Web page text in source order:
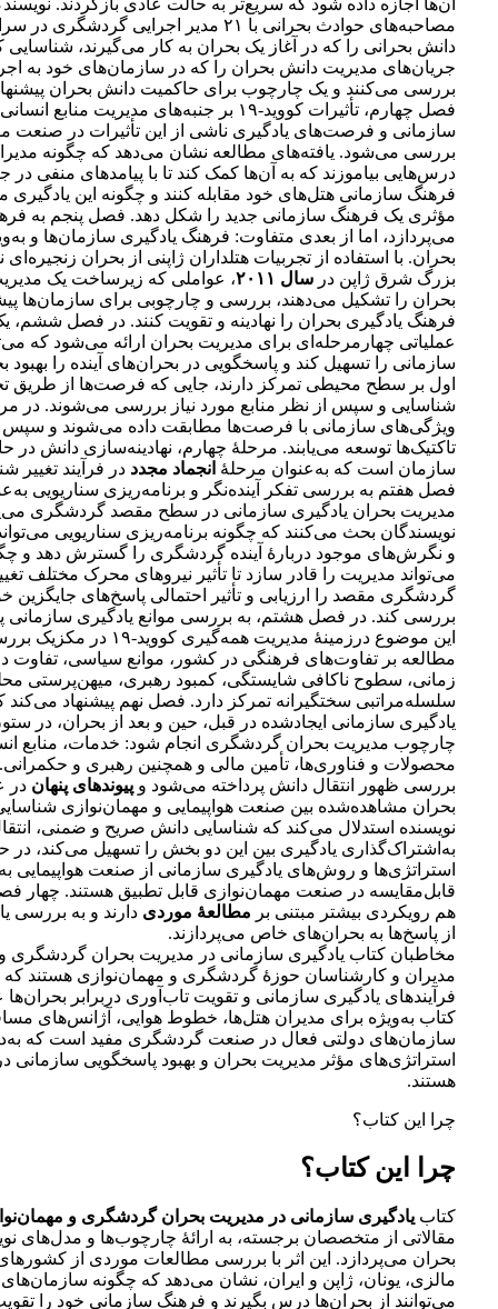
مصاحبه‌های حوادث بحرانی با ۲۱ مدیر اجرایی
دانش بحرانی را که در آغاز یک بحران به کار می‌گیرند، شناسایی
جریان‌های مدیریت دانش بحران را که در سازمان‌های خود به
بررسی می‌کنند و یک چارچوب برای حاکمیت دانش بحران
فصل چهارم، تأثیرات کووید-۱۹ بر جنبه‌های مدیریت
سازمانی و فرصت‌های یادگیری ناشی از این تأثیرات در صنعت
بررسی می‌شود. یافته‌های مطالعه نشان می‌دهد که چگونه
درس‌هایی بیاموزند که به آن‌ها کمک کند تا با پیامدهای منفی در
فرهنگ سازمانی هتل‌های خود مقابله کنند و چگونه این یادگیری
مؤثری یک فرهنگ سازمانی جدید را شکل دهد. فصل پنجم به
می‌پردازد، اما از بعدی متفاوت: فرهنگ یادگیری سازمان‌ها و
بحران. با استفاده از تجربیات هتلداران ژاپنی از بحران
بزرگ شرق ژاپن در سال ۲۰۱۱
، عواملی که زیرساخت یک
بحران را تشکیل می‌دهند، بررسی و چارچوبی برای سازمان‌ها
فرهنگ یادگیری بحران را نهادینه و تقویت کنند. در فصل ششم،
عملیاتی چهارمرحله‌ای برای مدیریت بحران ارائه می‌شود که
سازمانی را تسهیل کند و پاسخگویی در بحران‌های آینده را
اول بر سطح محیطی تمرکز دارند، جایی که فرصت‌ها از طریق
شناسایی و سپس از نظر منابع مورد نیاز بررسی می‌شوند. در
ویژگی‌های سازمانی با فرصت‌ها مطابقت داده می‌شوند و سپس
تاکتیک‌ها توسعه می‌یابند. مرحلۀ چهارم، نهادینه‌سازی دانش
سازمان است که به‌عنوان مرحلۀ انجماد مجدد در فرآیند تغییر
فصل هفتم به بررسی تفکر آینده‌نگر و برنامه‌ریزی سناریویی
مدیریت بحران یادگیری سازمانی در سطح مقصد گردشگری
نویسندگان بحث می‌کنند که چگونه برنامه‌ریزی سناریویی
و نگرش‌های موجود دربارۀ آینده گردشگری را گسترش دهد و
می‌تواند مدیریت را قادر سازد تا تأثیر نیروهای محرک مختلف
گردشگری مقصد را ارزیابی و تأثیر احتمالی پاسخ‌های جایگزین
بررسی کند. در فصل هشتم، به بررسی موانع یادگیری سازمانی
این موضوع درزمینۀ مدیریت
مطالعه بر تفاوت‌های فرهنگی در کشور، موانع سیاسی، تفاوت
زمانی، سطوح ناکافی شایستگی، کمبود رهبری، میهن‌پرستی
سلسله‌مراتبی سختگیرانه تمرکز دارد. فصل نهم پیشنهاد می‌کند
یادگیری سازمانی ایجادشده در قبل، حین و بعد از بحران، در
چارچوب مدیریت بحران گردشگری انجام شود: خدمات، منابع
محصولات و فناوری‌ها، تأمین مالی و همچنین رهبری و
بررسی ظهور انتقال دانش پرداخته می‌شود و پیوندهای پنهان در
بحران مشاهده‌شده بین صنعت هواپیمایی و مهمان‌نوازی
نویسنده استدلال می‌کند که شناسایی دانش صریح و ضمنی،
به‌اشتراک‌گذاری یادگیری بین این دو بخش را تسهیل می‌کند، در
استراتژی‌ها و روش‌های یادگیری سازمانی از صنعت هواپیمایی
قابل‌مقایسه در صنعت مهمان‌نوازی قابل تطبیق هستند. چهار
هم رویکردی بیشتر مبتنی بر مطالعۀ موردی دارند و به بررسی
از پاسخ‌ها به بحران‌های خاص می‌پردازند.
مخاطبان کتاب یادگیری سازمانی در مدیریت بحران گردشگری
مدیران و کارشناسان حوزۀ گردشگری و مهمان‌نوازی هستند که
فرآیندهای یادگیری سازمانی و تقویت تاب‌آوری دربرابر بحران‌ها
کتاب به‌ویژه برای مدیران هتل‌ها، خطوط هوایی، آژانس‌های
سازمان‌های دولتی فعال در صنعت گردشگری مفید است که
استراتژی‌های مؤثر مدیریت بحران و بهبود پاسخگویی سازمانی
هستند.
چرا این کتاب؟
چرا این کتاب؟
کتاب یادگیری سازمانی در مدیریت بحران گردشگری و
مقالاتی از متخصصان برجسته، به ارائۀ چارچوب‌ها و مدل‌های
بحران می‌پردازد. این اثر با بررسی مطالعات موردی از
مالزی، یونان، ژاپن و ایران، نشان می‌دهد که چگونه
می‌توانند از بحران‌ها درس بگیرند و فرهنگ سازمانی خود را